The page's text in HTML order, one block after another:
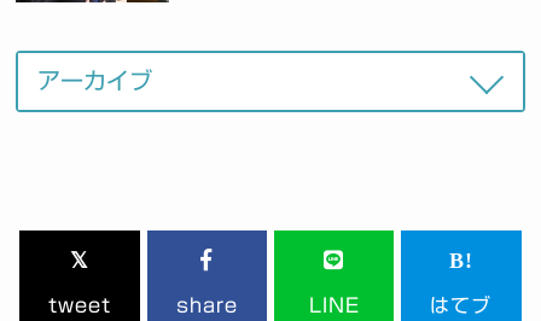
tweet share LINE はてブ